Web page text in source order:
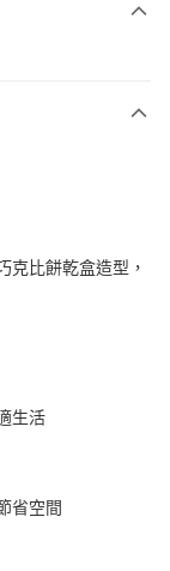
克比餅乾盒造型，
生活
省空間